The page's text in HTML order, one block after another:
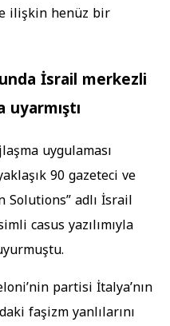
ilişkin henüz bir
İsrail merkezli
uyarmıştı
uygulaması
90 gazeteci ve
adlı İsrail
casus yazılımıyla
partisi İtalya’nın
faşizm yanlılarını